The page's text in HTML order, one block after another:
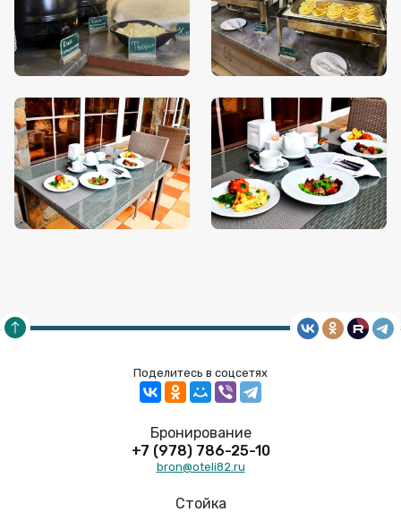
Поделитесь в соцсетях
Бронирование
+7 (978) 786-25-10
bron@oteli82.ru
Стойка